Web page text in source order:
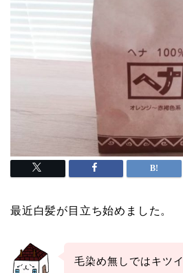
最近白髪が目立ち始めました。
毛染め無しではキツ